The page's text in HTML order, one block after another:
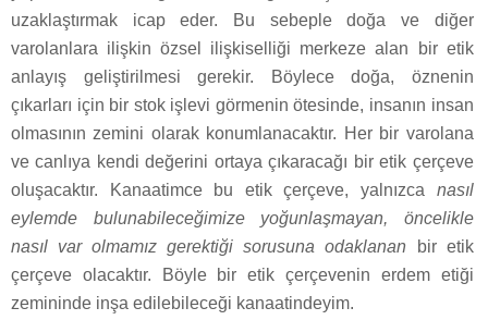
uzaklaştırmak icap eder. Bu sebeple doğa ve diğer
varolanlara ilişkin özsel ilişkiselliği merkeze alan bir etik
anlayış geliştirilmesi gerekir. Böylece doğa, öznenin
çıkarları için bir stok işlevi görmenin ötesinde, insanın insan
olmasının zemini olarak konumlanacaktır. Her bir varolana
ve canlıya kendi değerini ortaya çıkaracağı bir etik çerçeve
oluşacaktır. Kanaatimce bu etik çerçeve, yalnızca nasıl
eylemde bulunabileceğimize yoğunlaşmayan, öncelikle
nasıl var olmamız gerektiği sorusuna odaklanan bir etik
çerçeve olacaktır. Böyle bir etik çerçevenin erdem etiği
zemininde inşa edilebileceği kanaatindeyim.